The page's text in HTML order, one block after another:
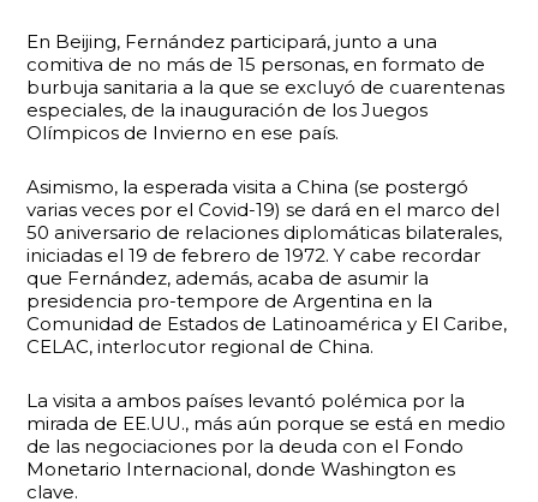
En Beijing, Fernández participará, junto a una
comitiva de no más de 15 personas, en formato de
burbuja sanitaria a la que se excluyó de cuarentenas
especiales, de la inauguración de los Juegos
Olímpicos de Invierno en ese país.
Asimismo, la esperada visita a China (se postergó
varias veces por el Covid-19) se dará en el marco del
50 aniversario de relaciones diplomáticas bilaterales,
iniciadas el 19 de febrero de 1972. Y cabe recordar
que Fernández, además, acaba de asumir la
presidencia pro-tempore de Argentina en la
Comunidad de Estados de Latinoamérica y El Caribe,
CELAC, interlocutor regional de China.
La visita a ambos países levantó polémica por la
mirada de EE.UU., más aún porque se está en medio
de las negociaciones por la deuda con el Fondo
Monetario Internacional, donde Washington es
clave.